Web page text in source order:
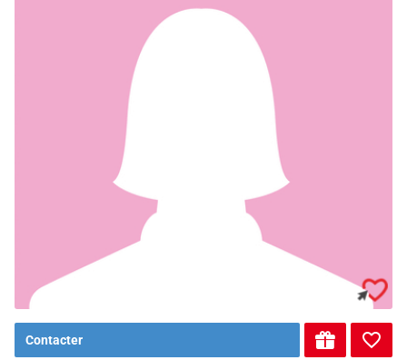
Contacter